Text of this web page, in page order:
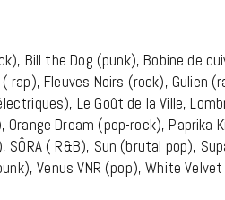
Bill the Dog (punk), Bobine de
rap), Fleuves Noirs (rock), Gulien
Le Goût de la Ville,
Dream (pop-rock), Paprika
SÔRA ( R&B), Sun (brutal pop),
Venus VNR (pop), White Velvet